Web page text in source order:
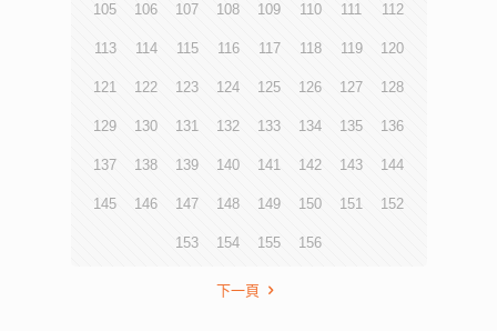
105 106 107 108 109 110 111 112
113 114 115 116 117 118 119 120
121 122 123 124 125 126 127 128
129 130 131 132 133 134 135 136
137 138 139 140 141 142 143 144
145 146 147 148 149 150 151 152
153 154 155 156
下一頁